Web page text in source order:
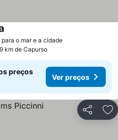
o mar e a cidade
km de Capurso
preços
Ver preços
Partilhar